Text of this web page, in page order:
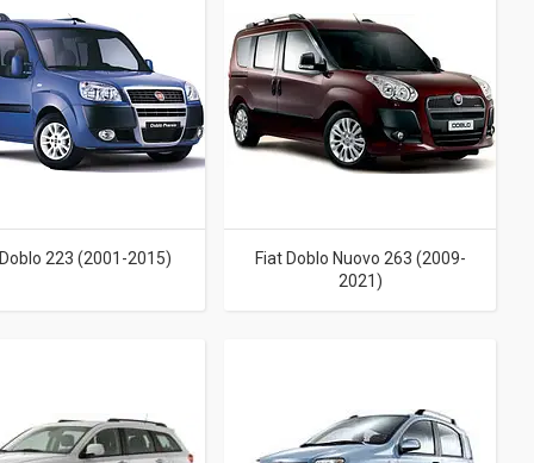
223 (2001-2015)
Fiat Doblo Nuovo 263 (2009-
2021)